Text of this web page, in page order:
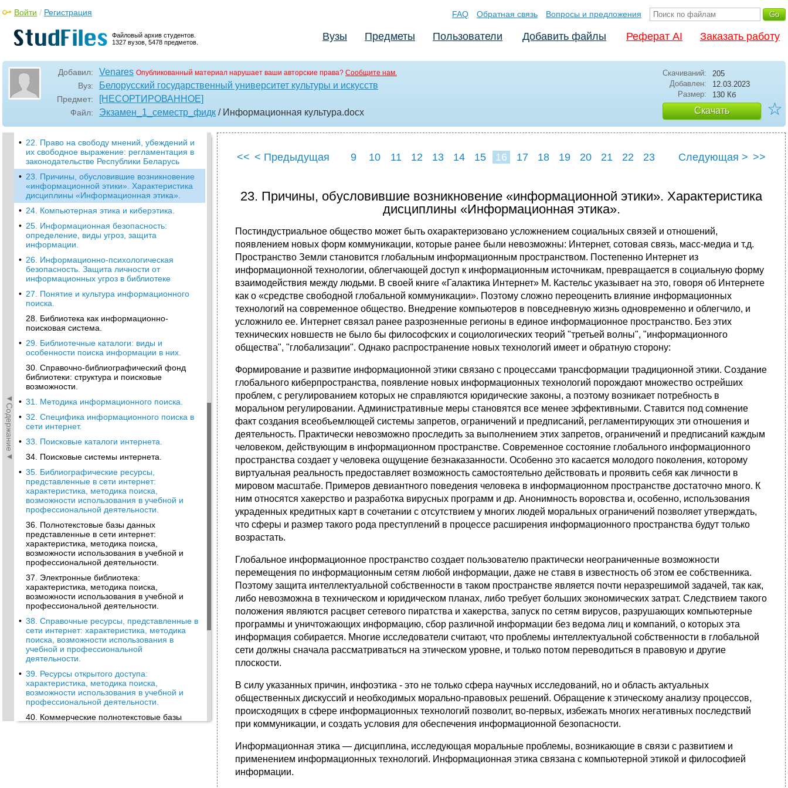
Файловый архив студентов.
1327 вузов, 5478 предметов.
Войти / Регистрация FAQ Обратная связь Вопросы и предложения
Вузы Предметы Пользователи Добавить файлы Реферат AI Заказать работу
Добавил: Venares Опубликованный материал нарушает ваши авторские права? Сообщите нам.
Вуз: Белорусский государственный университет культуры и искусств
Предмет: [НЕСОРТИРОВАННОЕ]
Файл: Экзамен_1_семестр_фидк / Информационная культура.docx
Скачиваний:
205
Добавлен:
12.03.2023
Размер:
130 Кб
Скачать ☆
◄Содержание◄
18. Правовое регулирование
библиотечного, музейного, архивного дела.
виды, наказание, способы предотвращения.
• 20. Право на информацию, его
регламентация в законодательстве
Республики Беларусь
21. Защита персональных данных, ее
регламентация в законодательстве
Республики Беларусь
• 22. Право на свободу мнений, убеждений и
их свободное выражение: регламентация в
законодательстве Республики Беларусь
• 23. Причины, обусловившие возникновение
«информационной этики». Характеристика
дисциплины «Информационная этика».
• 24. Компьютерная этика и киберэтика.
• 25. Информационная безопасность:
определение, виды угроз, защита
информации.
• 26. Информационно-психологическая
безопасность. Защита личности от
информационных угроз в библиотеке
• 27. Понятие и культура информационного
поиска.
28. Библиотека как информационно-
поисковая система.
• 29. Библиотечные каталоги: виды и
особенности поиска информации в них.
30. Справочно-библиографический фонд
библиотеки: структура и поисковые
возможности.
• 31. Методика информационного поиска.
• 32. Специфика информационного поиска в
сети интернет.
• 33. Поисковые каталоги интернета.
34. Поисковые системы интернета.
• 35. Библиографические ресурсы,
представленные в сети интернет:
характеристика, методика поиска,
возможности использования в учебной и
профессиональной деятельности.
36. Полнотекстовые базы данных
представленные в сети интернет:
характеристика, методика поиска,
возможности использования в учебной и
профессиональной деятельности.
37. Электронные библиотека:
характеристика, методика поиска,
возможности использования в учебной и
профессиональной деятельности.
• 38. Справочные ресурсы, представленные в
сети интернет: характеристика, методика
поиска, возможности использования в
учебной и профессиональной
деятельности.
• 39. Ресурсы открытого доступа:
характеристика, методика поиска,
возможности использования в учебной и
профессиональной деятельности.
40. Коммерческие полнотекстовые базы
<< < Предыдущая 9 10 11 12 13 14 15 16 17 18 19 20 21 22
23
Следующая > >>
23. Причины, обусловившие возникновение «информационной этики». Характеристика
дисциплины «Информационная этика».
Постиндустриальное общество может быть охарактеризовано усложнением социальных связей и отношений,
появлением новых форм коммуникации, которые ранее были невозможны: Интернет, сотовая связь, масс-медиа и т.д.
Пространство Земли становится глобальным информационным пространством. Постепенно Интернет из
информационной технологии, облегчающей доступ к информационным источникам, превращается в социальную форму
взаимодействия между людьми. В своей книге «Галактика Интернет» М. Кастельс указывает на это, говоря об Интернете
как о «средстве свободной глобальной коммуникации». Поэтому сложно переоценить влияние информационных
технологий на современное общество. Внедрение компьютеров в повседневную жизнь одновременно и облегчило, и
усложнило ее. Интернет связал ранее разрозненные регионы в единое информационное пространство. Без этих
технических новшеств не было бы философских и социологических теорий "третьей волны", "информационного
общества", "глобализации". Однако распространение новых технологий имеет и обратную сторону:
Формирование и развитие информационной этики связано с процессами трансформации традиционной этики. Создание
глобального киберпространства, появление новых информационных технологий порождают множество острейших
проблем, с регулированием которых не справляются юридические законы, а поэтому возникает потребность в
моральном регулировании. Административные меры становятся все менее эффективными. Ставится под сомнение
факт создания всеобъемлющей системы запретов, ограничений и предписаний, регламентирующих эти отношения и
деятельность. Практически невозможно проследить за выполнением этих запретов, ограничений и предписаний каждым
человеком, действующим в информационном пространстве. Современное состояние глобального информационного
пространства создает у человека ощущение безнаказанности. Особенно это касается молодого поколения, которому
виртуальная реальность предоставляет возможность самостоятельно действовать и проявить себя как личности в
мировом масштабе. Примеров девиантного поведения человека в информационном пространстве достаточно много. К
ним относятся хакерство и разработка вирусных программ и др. Анонимность воровства и, особенно, использования
украденных кредитных карт в сочетании с отсутствием у многих людей моральных ограничений позволяет утверждать,
что сферы и размер такого рода преступлений в процессе расширения информационного пространства будут только
возрастать.
Глобальное информационное пространство создает пользователю практически неограниченные возможности
перемещения по информационным сетям любой информации, даже не ставя в известность об этом ее собственника.
Поэтому защита интеллектуальной собственности в таком пространстве является почти неразрешимой задачей, так как,
либо невозможна в техническом и юридическом планах, либо требует больших экономических затрат. Следствием такого
положения являются расцвет сетевого пиратства и хакерства, запуск по сетям вирусов, разрушающих компьютерные
программы и уничтожающих информацию, сбор различной информации без ведома лиц и компаний, о которых эта
информация собирается. Многие исследователи считают, что проблемы интеллектуальной собственности в глобальной
сети должны сначала рассматриваться на этическом уровне, и только потом переводиться в правовую и другие
плоскости.
В силу указанных причин, инфоэтика - это не только сфера научных исследований, но и область актуальных
общественных дискуссий и необходимых морально-правовых решений. Обращение к этическому анализу процессов,
происходящих в сфере информационных технологий позволит, во-первых, избежать многих негативных последствий
при коммуникации, и создать условия для обеспечения информационной безопасности.
Информационная этика — дисциплина, исследующая моральные проблемы, возникающие в связи с развитием и
применением информационных технологий. Информационная этика связана с компьютерной этикой и философией
информации.